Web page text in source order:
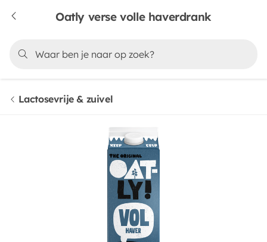
Oatly verse volle haverdrank
Lactosevrije & zuivel